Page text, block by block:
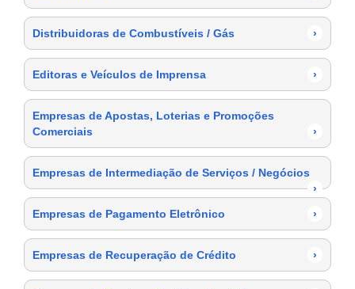
Distribuidoras de Combustíveis / Gás ›
Editoras e Veículos de Imprensa ›
Empresas de Apostas, Loterias e Promoções
Comerciais
›
Empresas de Intermediação de Serviços / Negócios
›
Empresas de Pagamento Eletrônico
›
Empresas de Recuperação de Crédito ›